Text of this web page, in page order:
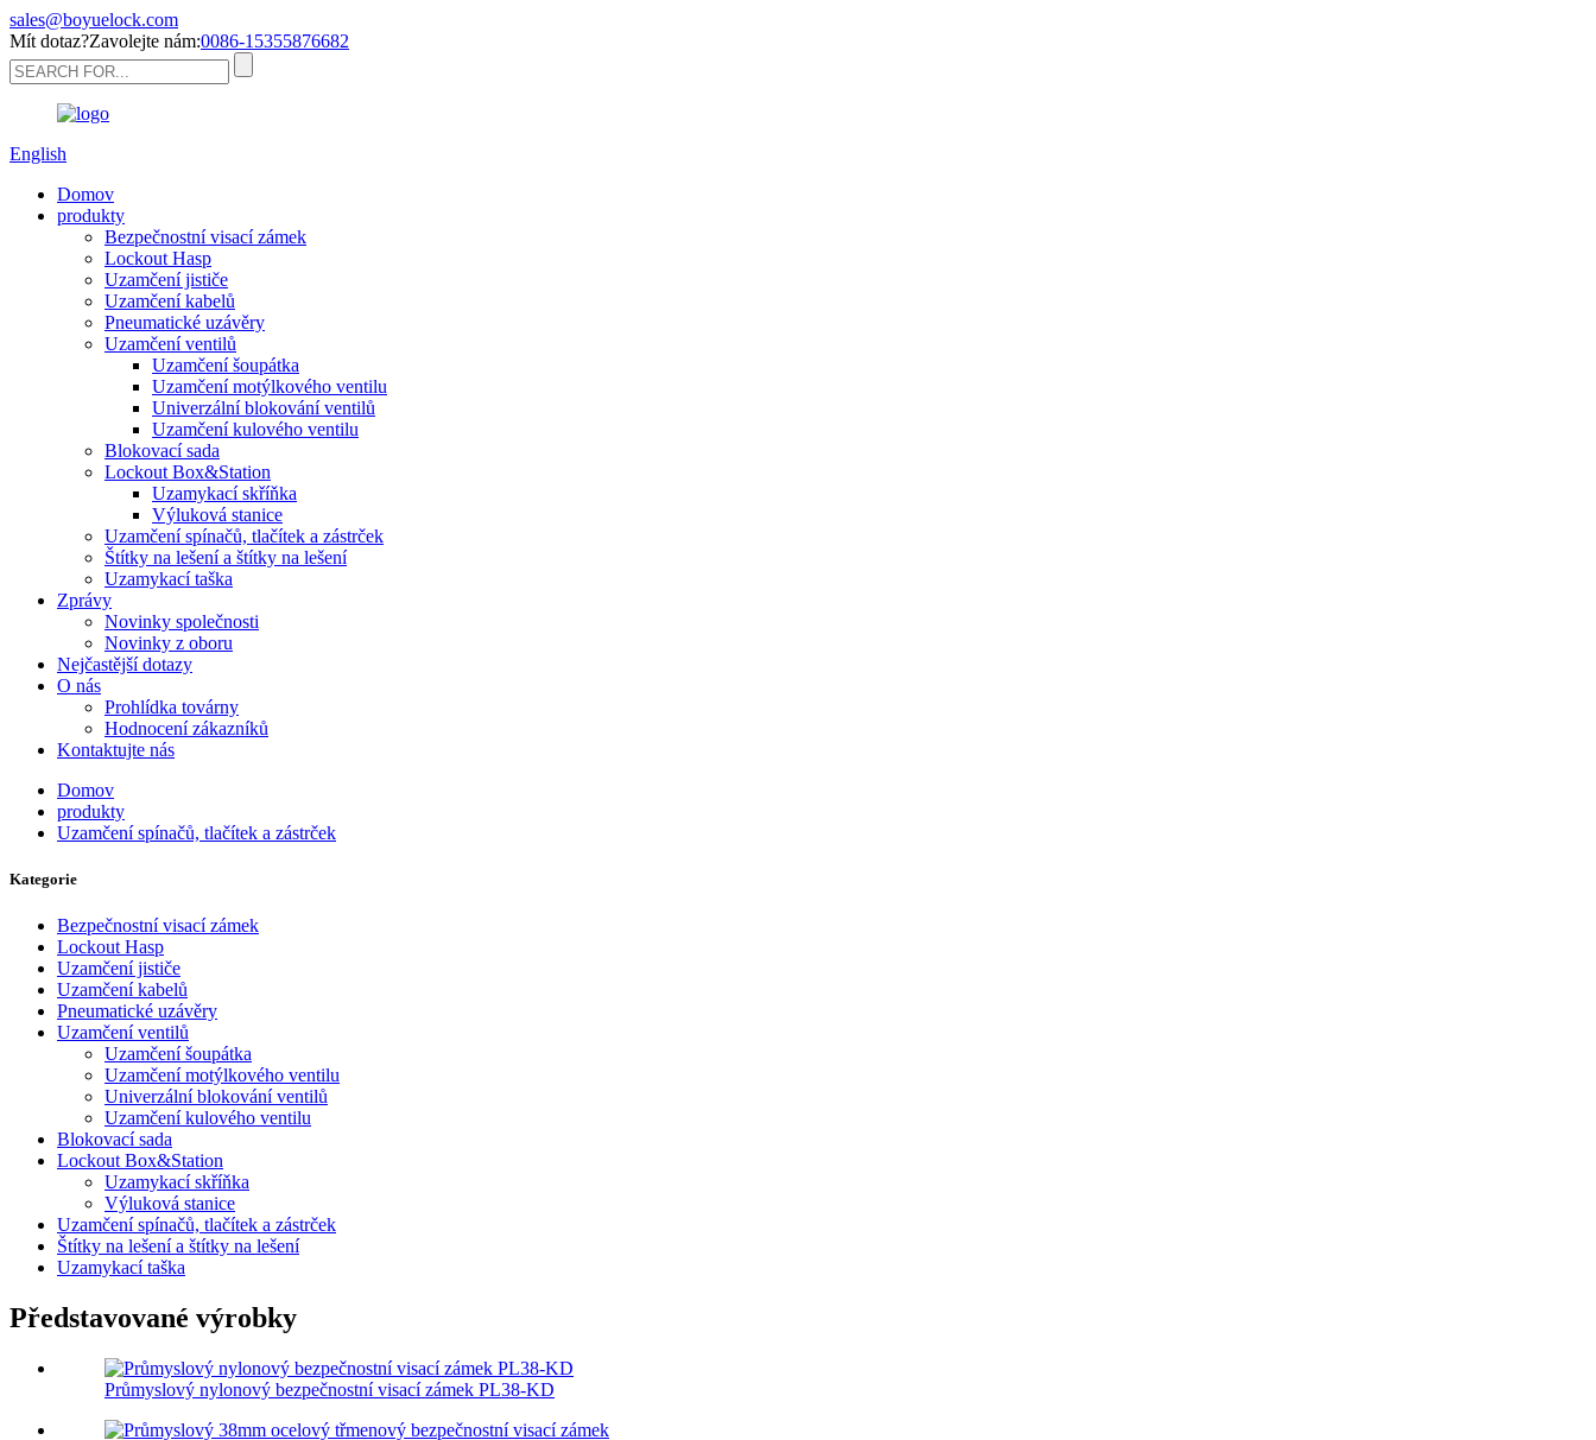
sales@boyuelock.com
Mít dotaz?Zavolejte nám:0086-15355876682
English
Domov
produkty
Bezpečnostní visací zámek
Lockout Hasp
Uzamčení jističe
Uzamčení kabelů
Pneumatické uzávěry
Uzamčení ventilů
Uzamčení šoupátka
Uzamčení motýlkového ventilu
Univerzální blokování ventilů
Uzamčení kulového ventilu
Blokovací sada
Lockout Box&Station
Uzamykací skříňka
Výluková stanice
Uzamčení spínačů, tlačítek a zástrček
Štítky na lešení a štítky na lešení
Uzamykací taška
Zprávy
Novinky společnosti
Novinky z oboru
Nejčastější dotazy
O nás
Prohlídka továrny
Hodnocení zákazníků
Kontaktujte nás
Domov
produkty
Uzamčení spínačů, tlačítek a zástrček
Kategorie
Bezpečnostní visací zámek
Lockout Hasp
Uzamčení jističe
Uzamčení kabelů
Pneumatické uzávěry
Uzamčení ventilů
Uzamčení šoupátka
Uzamčení motýlkového ventilu
Univerzální blokování ventilů
Uzamčení kulového ventilu
Blokovací sada
Lockout Box&Station
Uzamykací skříňka
Výluková stanice
Uzamčení spínačů, tlačítek a zástrček
Štítky na lešení a štítky na lešení
Uzamykací taška
Představované výrobky
Průmyslový nylonový bezpečnostní visací zámek PL38-KD